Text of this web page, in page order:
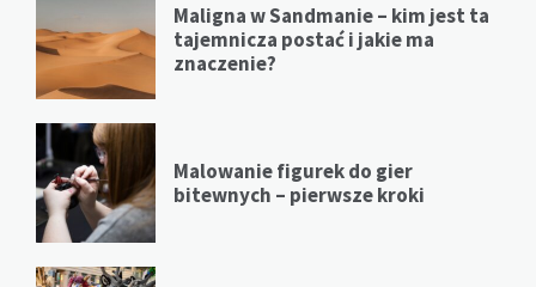
Maligna w Sandmanie – kim jest ta
tajemnicza postać i jakie ma
znaczenie?
Malowanie figurek do gier
bitewnych – pierwsze kroki